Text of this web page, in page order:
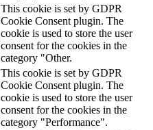
This cookie is set by GDPR
Cookie Consent plugin. The
cookie is used to store the user
consent for the cookies in the
category "Other.
This cookie is set by GDPR
Cookie Consent plugin. The
cookie is used to store the user
consent for the cookies in the
category "Performance".